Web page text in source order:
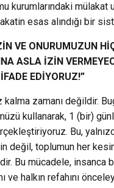
mülakat
esas alındığı bir
VE ONURUMUZUN
ASLA İZİN
EDİYORUZ!”
kalma zamanı değildir.
kullanarak, 1 (bir)
Bu,
değil, toplumun her
Bu mücadele, insanca
ve halkın refahını